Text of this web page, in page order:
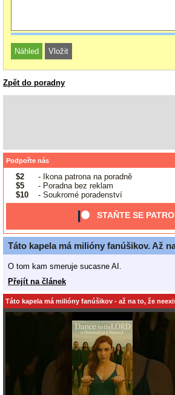
Zpět do poradny
Podpořte nás
$2
- Ikona patrona na poradně
$5
- Poradna bez reklam
$10
- Soukromé poradenství
STAŇTE SE
Táto kapela má milióny fanúšikov. Až
O tom kam smeruje sucasne AI.
Přejít na článek
Táto kapela má milióny fanúšikov - až na to, že